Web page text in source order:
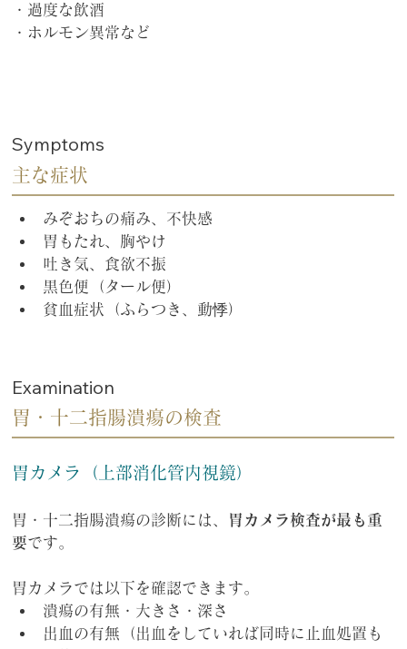
Symptoms
主な症状
みぞおちの痛み、不快感
胃もたれ、胸やけ
吐き気、食欲不振
黒色便（タール便）
貧血症状（ふらつき、動悸）
・過度な飲酒
・ホルモン異常など
Examination
胃・十二指腸潰瘍の検査
胃カメラ（上部消化管内視鏡）
胃・十二指腸潰瘍の診断には、 胃カメラ検査が最も重
要です。
胃カメラでは以下を確認できます。
潰瘍の有無・大きさ・深さ
出血の有無（出血をしていれば同時に止血処置も